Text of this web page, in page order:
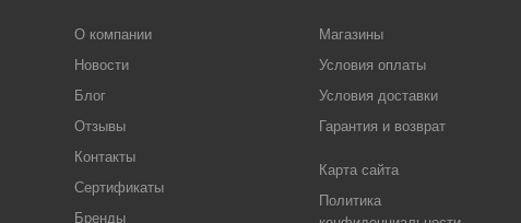
О компании
Новости
Блог
Отзывы
Контакты
Сертификаты
Бренды
Магазины
Условия оплаты
Условия доставки
Гарантия и возврат
Карта сайта
Политика